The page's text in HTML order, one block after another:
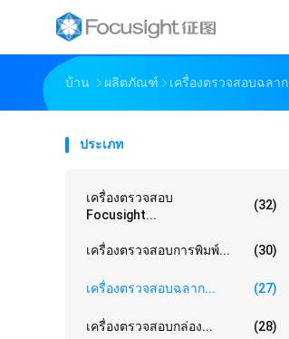
บ้าน ผลิตภัณฑ์ เครื่องตรวจสอบฉลาก
ประเภท
เครื่องตรวจสอบ
Focusight...
(32)
เครื่องตรวจสอบการพิมพ์... (30)
เครื่องตรวจสอบฉลาก... (27)
เครื่องตรวจสอบกล่อง... (28)